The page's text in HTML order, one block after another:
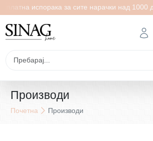
испорака за сите нарачки над 1000 денари
Производи
Почетна Производи